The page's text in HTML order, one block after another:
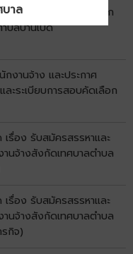
เรื่อง ผลการสอบคัดเลือก
บลบ้านเป็ด
งานจ้าง และประกาศ
ะระเบียบการสอบคัดเลือก
เรื่อง รับสมัครสรรหาและ
นจ้างสังกัดเทศบาลตำบล
เรื่อง รับสมัครสรรหาและ
นจ้างสังกัดเทศบาลตำบล
กิจ)
บาล